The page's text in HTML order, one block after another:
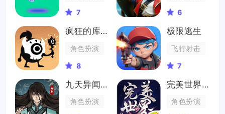
7 6
疯狂的库库姆
角色扮演
8
极限逃生
飞行射击
7
九天异闻录
角色扮演
完美世界手游
角色扮演